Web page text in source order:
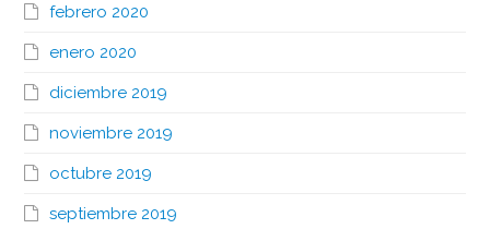
febrero 2020
enero 2020
diciembre 2019
noviembre 2019
octubre 2019
septiembre 2019